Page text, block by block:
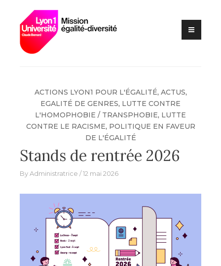
Bernard Lyon
1
ACTIONS LYON1 POUR L'ÉGALITÉ, ACTUS,
EGALITÉ DE GENRES, LUTTE CONTRE
L'HOMOPHOBIE / TRANSPHOBIE, LUTTE
CONTRE LE RACISME, POLITIQUE EN FAVEUR
DE L'ÉGALITÉ
Stands de rentrée 2026
ByAdministratrice 12 mai 2026